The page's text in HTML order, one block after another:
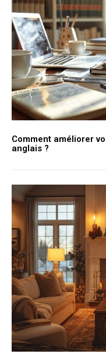
Comment améliorer
anglais ?